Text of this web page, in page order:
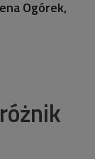
Ogórek,